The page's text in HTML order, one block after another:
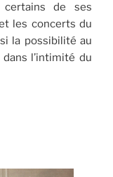
certains de ses
les concerts du
la possibilité au
l’intimité du